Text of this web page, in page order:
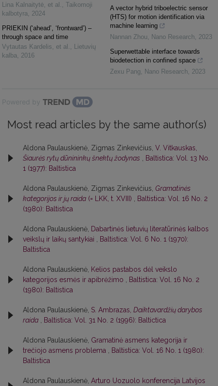
Lina Kalnaitytė, et al.
Taikomoji
kalbotyra
2024
PRIEKIN (‘ahead’, ‘frontward’) –
through space and time
Vytautas Kardelis, et al.
Lietuvių
kalba
2016
A vector hybrid triboelectric sensor
(HTS) for motion identification via
machine learning
Nannan Zhou
Nano Research
2023
Superwettable interface towards
biodetection in confined space
Zexu Pang
Nano Research 2023
Powered by
Most read articles by the same author(s)
Aldona Paulauskienė, Zigmas Zinkevičius, V. Vitkauskas,
Šiaurės rytų dūnininkų šnektų žodynas
Baltistica: Vol. 13 No.
1 (1977): Baltistica
Aldona Paulauskienė, Zigmas Zinkevičius, Gramatinės
kategorijos ir jų raida (= LKK, t. XVIII)
Baltistica: Vol. 16 No. 2
(1980): Baltistica
Aldona Paulauskienė, Dabartinės lietuvių literatūrinės kalbos
veikslų ir laikų santykiai
Baltistica: Vol. 6 No. 1 (1970):
Baltistica
Aldona Paulauskienė, Kelios pastabos dėl veikslo
kategorijos esmės ir apibrėžimo
Baltistica: Vol. 16 No. 2
(1980): Baltistica
Aldona Paulauskienė, S. Ambrazas, Daiktavardžių darybos
raida
Baltistica: Vol. 31 No. 2 (1996): Baltictica
Aldona Paulauskienė, Gramatinė asmens kategorija ir
trečiojo asmens problema
Baltistica: Vol. 16 No. 1 (1980):
Baltistica
Aldona Paulauskienė, Arturo Uozuolo konferencija Latvijos